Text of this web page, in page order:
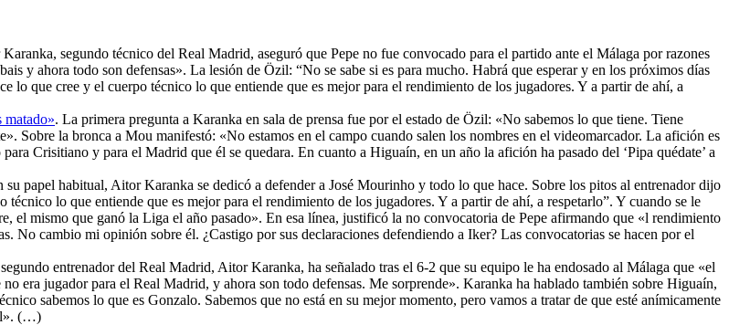
segundo técnico del Real Madrid, aseguró que Pepe no fue convocado para el partido ante el Málaga por razones
y ahora todo son defensas». La lesión de Özil: “No se sabe si es para mucho. Habrá que esperar y en los próximos días
lo que cree y el cuerpo técnico lo que entiende que es mejor para el rendimiento de los jugadores. Y a partir de ahí, a
matado». La primera pregunta a Karanka en sala de prensa fue por el estado de Özil: «No sabemos lo que tiene. Tiene
Sobre la bronca a Mou manifestó: «No estamos en el campo cuando salen los nombres en el videomarcador. La afición es
Crisitiano y para el Madrid que él se quedara. En cuanto a Higuaín, en un año la afición ha pasado del ‘Pipa quédate’ a
su papel habitual, Aitor Karanka se dedicó a defender a José Mourinho y todo lo que hace. Sobre los pitos al entrenador dijo
lo que entiende que es mejor para el rendimiento de los jugadores. Y a partir de ahí, a respetarlo”. Y cuando se le
el mismo que ganó la Liga el año pasado». En esa línea, justificó la no convocatoria de Pepe afirmando que «l rendimiento
No cambio mi opinión sobre él. ¿Castigo por sus declaraciones defendiendo a Iker? Las convocatorias se hacen por el
entrenador del Real Madrid, Aitor Karanka, ha señalado tras el 6-2 que su equipo le ha endosado al Málaga que «el
era jugador para el Real Madrid, y ahora son todo defensas. Me sorprende». Karanka ha hablado también sobre Higuaín,
sabemos lo que es Gonzalo. Sabemos que no está en su mejor momento, pero vamos a tratar de que esté anímicamente
(…)